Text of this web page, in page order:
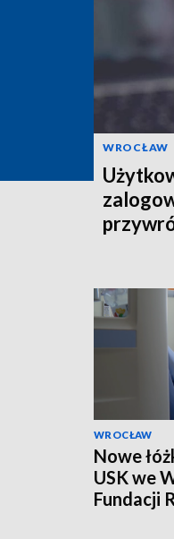
WROCŁAW
WROCŁAW
Nowe
USK we
Fundacji